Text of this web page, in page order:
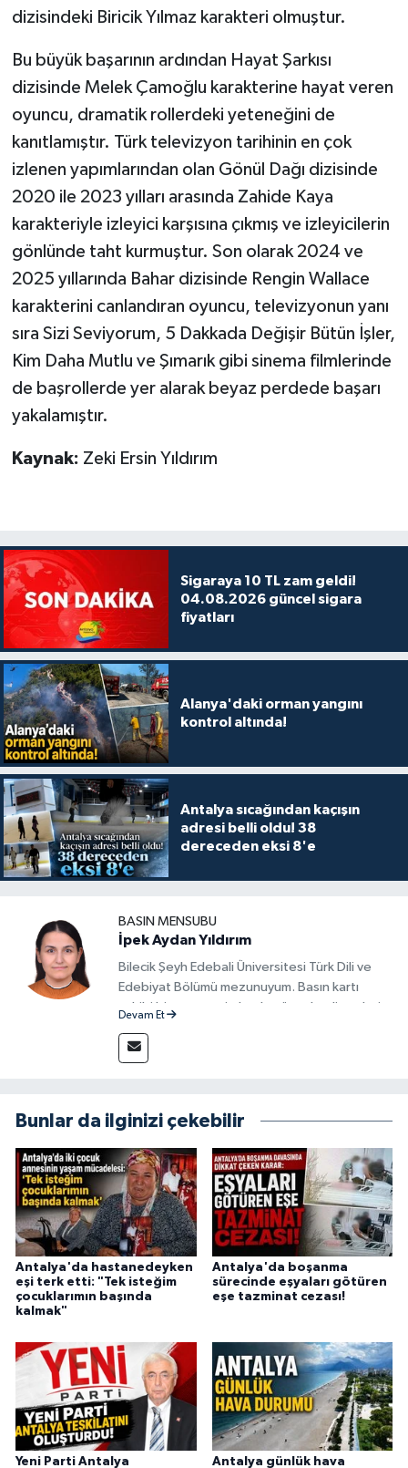
dizisindeki Biricik Yılmaz karakteri olmuştur.
Bu büyük başarının ardından Hayat Şarkısı
dizisinde Melek Çamoğlu karakterine hayat veren
oyuncu, dramatik rollerdeki yeteneğini de
kanıtlamıştır. Türk televizyon tarihinin en çok
izlenen yapımlarından olan Gönül Dağı dizisinde
2020 ile 2023 yılları arasında Zahide Kaya
karakteriyle izleyici karşısına çıkmış ve izleyicilerin
gönlünde taht kurmuştur. Son olarak 2024 ve
2025 yıllarında Bahar dizisinde Rengin Wallace
karakterini canlandıran oyuncu, televizyonun yanı
sıra Sizi Seviyorum, 5 Dakkada Değişir Bütün İşler,
Kim Daha Mutlu ve Şımarık gibi sinema filmlerinde
de başrollerde yer alarak beyaz perdede başarı
yakalamıştır.
Kaynak: Zeki Ersin Yıldırım
Sigaraya 10 TL zam geldi!
04.08.2026 güncel sigara
fiyatları
Alanya'daki orman yangını
kontrol altında!
Antalya sıcağından kaçışın
adresi belli oldu! 38
dereceden eksi 8'e
BASIN MENSUBU
İpek Aydan Yıldırım
Bilecik Şeyh Edebali Üniversitesi Türk Dili ve
Edebiyat Bölümü mezunuyum. Basın kartı
sahibi bir gazeteci olarak, güncel gelişmeleri
güvenilir ve tarafsız bilgilerle buluşturmayı
amaçlıyorum. Habercilik anlayışımda etik
alanlarda ürettiğim içeriklerle kamuoyuna
fayda sağla
Devam Et
Bunlar da ilginizi çekebilir
Antalya'da hastanedeyken
eşi terk etti: "Tek isteğim
çocuklarımın başında
kalmak"
Antalya'da boşanma
sürecinde eşyaları götüren
eşe tazminat cezası!
Yeni Parti Antalya Antalya günlük hava